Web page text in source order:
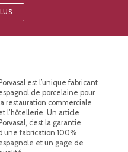
est l’unique fabricant
de porcelaine pour
restauration commerciale
l’hôtellerie. Un article
c’est la garantie
fabrication 100%
et un gage de